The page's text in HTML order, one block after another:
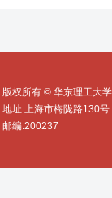
版权所有 © 华东理工大
地址:上海市梅陇路130号
邮编:200237